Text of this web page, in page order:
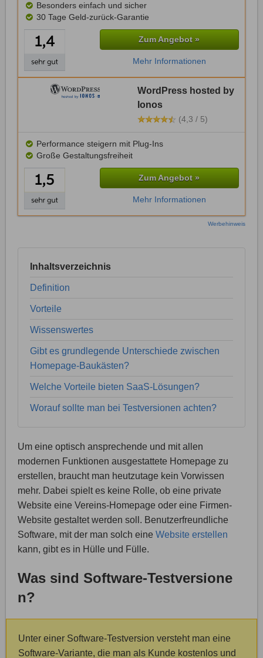
Besonders einfach und sicher
30 Tage Geld-zurück-Garantie
Zum Angebot »
Mehr Informationen
WordPress hosted by
Ionos
(4,3 / 5)
Performance steigern mit Plug-Ins
Große Gestaltungsfreiheit
Zum Angebot »
Mehr Informationen
Werbehinweis
Inhaltsverzeichnis
Definition
Vorteile
Wissenswertes
Gibt es grundlegende Unterschiede zwischen
Homepage-Baukästen?
Welche Vorteile bieten SaaS-Lösungen?
Worauf sollte man bei Testversionen achten?
Um eine optisch ansprechende und mit allen
modernen Funktionen ausgestattete Homepage zu
erstellen, braucht man heutzutage kein Vorwissen
mehr. Dabei spielt es keine Rolle, ob eine private
Website eine Vereins-Homepage oder eine Firmen-
Website gestaltet werden soll. Benutzerfreundliche
Software, mit der man solch eine Website erstellen
kann, gibt es in Hülle und Fülle.
Was sind Software-Testversione
n?
Unter einer Software-Testversion versteht man eine
Software-Variante, die man als Kunde kostenlos und